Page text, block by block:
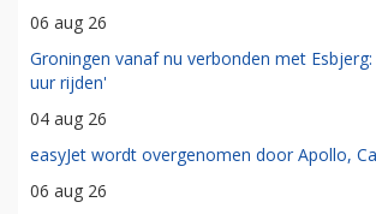
06 aug 26
Groningen vanaf nu verbonden met
uur rijden'
04 aug 26
easyJet wordt overgenomen door Apollo,
06 aug 26